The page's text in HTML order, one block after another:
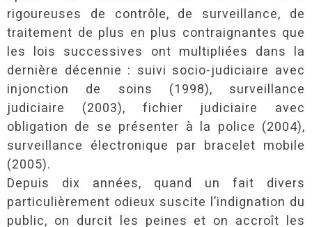
rigoureuses de contrôle, de surveillance, de
traitement de plus en plus contraignantes que
les lois successives ont multipliées dans la
dernière décennie : suivi socio-judiciaire avec
injonction de soins (1998), surveillance
judiciaire (2003), fichier judiciaire avec
obligation de se présenter à la police (2004),
surveillance électronique par bracelet mobile
(2005).
Depuis dix années, quand un fait divers
particulièrement odieux suscite l’indignation du
public, on durcit les peines et on accroît les